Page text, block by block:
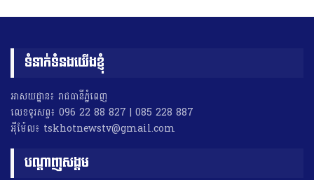
ទំនាក់ទំនងយើងខ្ញុំ
អាសយដ្ឋាន៖ រាជធានីភ្នំពេញ
លេខទូរសព្ទ៖ 096 22 88 827 | 085 228 887
អុីម៉ែល៖ tskhotnewstv@gmail.com
បណ្តាញសង្គម